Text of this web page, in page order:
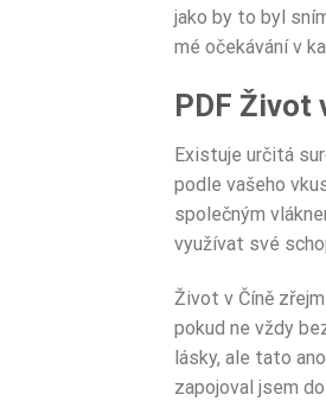
jako by to byl
mé očekávání v
PDF Život
Existuje určitá
podle vašeho
společným
využívat své
Život v Číně
pokud ne vždy
lásky, ale tato
zapojoval jsem